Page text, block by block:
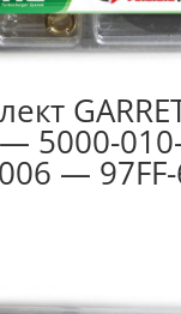
— 5000-
—